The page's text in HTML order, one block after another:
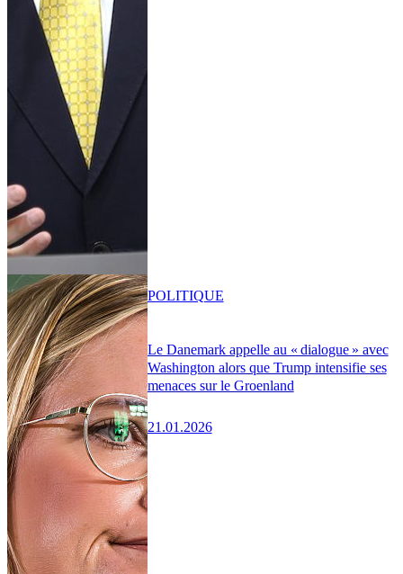
Le Danemark appelle au « dialogue » avec
Washington alors que Trump intensifie ses
menaces sur le Groenland
21.01.2026
POLITIQUE